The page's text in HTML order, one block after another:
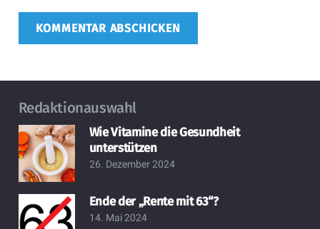
KOMMENTAR ABSCHICKEN
Redaktionauswahl
Wie Vitamine die Gesundheit
unterstützen
26. Dezember 2024
Ende der „Rente mit 63“?
14. Mai 2024